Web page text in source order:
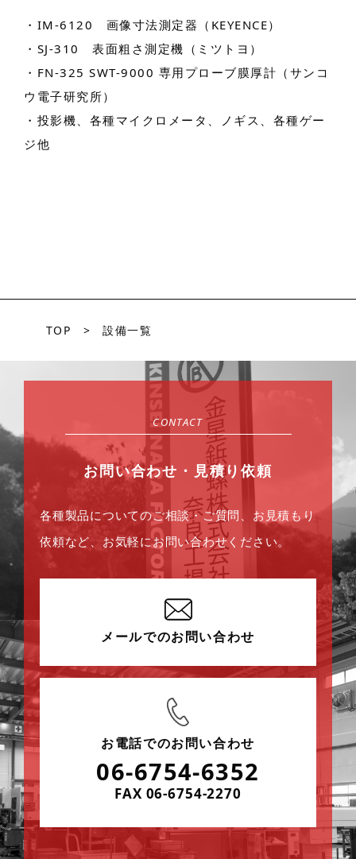
・ IM-6120 画像寸法測定器 （KEYENCE）
・ SJ-310 表面粗さ測定機 （ミツトヨ）
・FN-325 SWT-9000 専用プローブ膜厚計（サンコ
ウ電子研究所）
・投影機、各種マイクロメータ、ノギス、各種ゲー
ジ他
TOP >設備一覧
CONTACT
お問い合わせ・見積り依頼
各種製品についてのご相談・ご質問、お見積もり
依頼など、お気軽にお問い合わせください。
メールでのお問い合わせ
お電話でのお問い合わせ
06-6754-6352
FAX 06-6754-2270